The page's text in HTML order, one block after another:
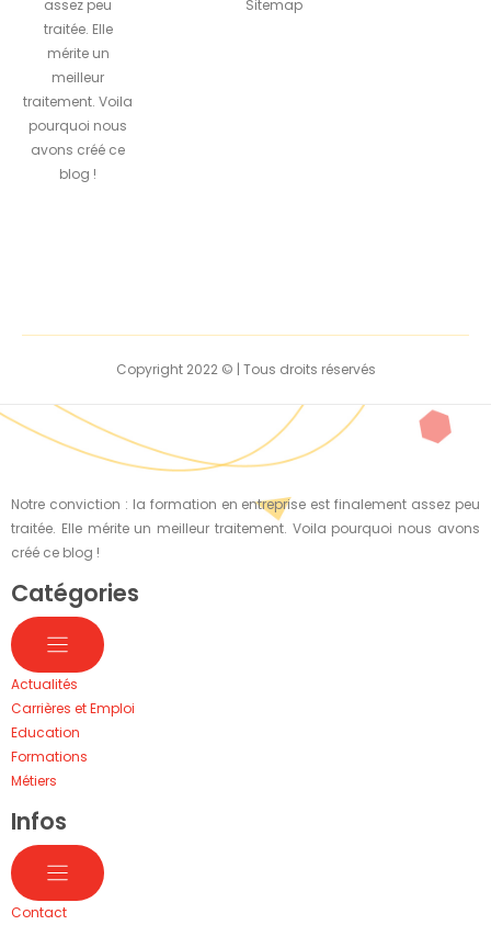
assez peu
traitée. Elle
mérite un
meilleur
traitement. Voila
pourquoi nous
avons créé ce
blog !
Sitemap
Copyright 2022 © | Tous droits réservés
Notre conviction : la formation en entreprise est finalement assez peu
traitée. Elle mérite un meilleur traitement. Voila pourquoi nous avons
créé ce blog !
Catégories
Actualités
Carrières et Emploi
Education
Formations
Métiers
Infos
Contact